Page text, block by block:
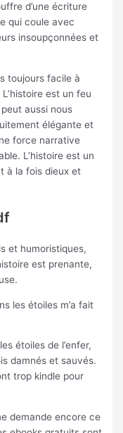
d’une écriture
qui coule avec
insoupçonnées et
toujours facile à
est un feu
aussi nous
élégante et
force narrative
L’histoire est un
à la fois dieux et
et humoristiques,
est prenante,
les étoiles m’a fait
étoiles de l’enfer,
damnés et sauvés.
trop kindle pour
demande encore ce